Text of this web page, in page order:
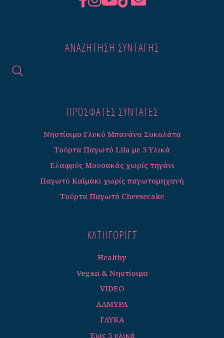
ΑΝΑΖΉΤΗΣΗ ΣΥΝΤΑΓΉΣ
ΠΡΟΣΦΑΤΕΣ ΣΥΝΤΑΓΈΣ
Νηστίσιμο Γλυκό Μπανάνα Σοκολάτα
Τούρτα Παγωτό Lila με 3 Υλικά
Ελαφρύς Μουσακάς χωρίς τηγάνι
Παγωτό Καϊμάκι χωρίς παγωτομηχανή
Τούρτα Παγωτό Cheesecake
ΚΑΤΗΓΟΡΊΕΣ
Healthy
Vegan & Νηστίσιμα
VIDEO
ΑΛΜΥΡΑ
ΓΛΥΚΑ
Έως 5 υλικά